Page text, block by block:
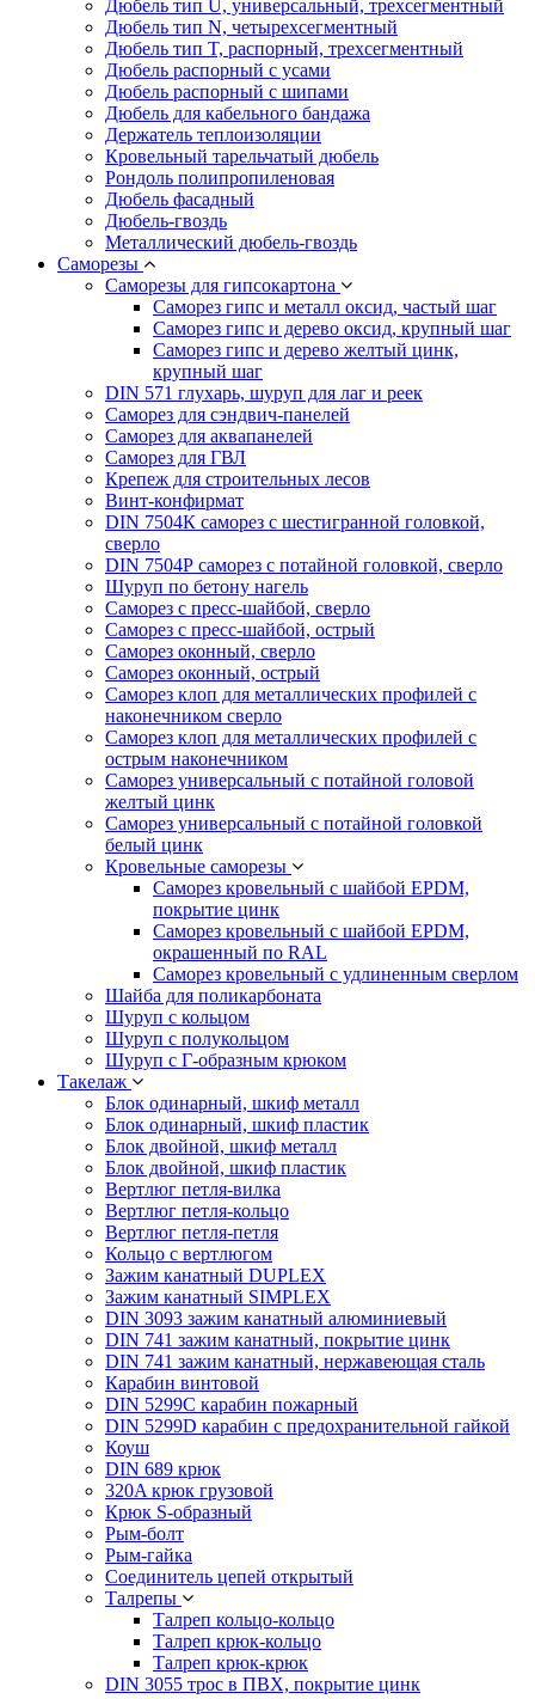
Дюбель тип U, универсальный, трехсегментный
Дюбель тип N, четырехсегментный
Дюбель тип T, распорный, трехсегментный
Дюбель распорный с усами
Дюбель распорный с шипами
Дюбель для кабельного бандажа
Держатель теплоизоляции
Кровельный тарельчатый дюбель
Рондоль полипропиленовая
Дюбель фасадный
Дюбель-гвоздь
Металлический дюбель-гвоздь
Саморезы
Саморезы для гипсокартона
Саморез гипс и металл оксид, частый шаг
Саморез гипс и дерево оксид, крупный шаг
Саморез гипс и дерево желтый цинк,
крупный шаг
DIN 571 глухарь, шуруп для лаг и реек
Саморез для сэндвич-панелей
Саморез для аквапанелей
Саморез для ГВЛ
Крепеж для строительных лесов
Винт-конфирмат
DIN 7504К саморез с шестигранной головкой,
сверло
DIN 7504Р саморез с потайной головкой, сверло
Шуруп по бетону нагель
Саморез с пресс-шайбой, сверло
Саморез с пресс-шайбой, острый
Саморез оконный, сверло
Саморез оконный, острый
Саморез клоп для металлических профилей с
наконечником сверло
Саморез клоп для металлических профилей с
острым наконечником
Саморез универсальный с потайной головой
желтый цинк
Саморез универсальный с потайной головкой
белый цинк
Кровельные саморезы
Саморез кровельный с шайбой EPDM,
покрытие цинк
Саморез кровельный с шайбой EPDM,
окрашенный по RAL
Саморез кровельный с удлиненным сверлом
Шайба для поликарбоната
Шуруп с кольцом
Шуруп с полукольцом
Шуруп с Г-образным крюком
Такелаж
Блок одинарный, шкиф металл
Блок одинарный, шкиф пластик
Блок двойной, шкиф металл
Блок двойной, шкиф пластик
Вертлюг петля-вилка
Вертлюг петля-кольцо
Вертлюг петля-петля
Кольцо с вертлюгом
Зажим канатный DUPLEX
Зажим канатный SIMPLEX
DIN 3093 зажим канатный алюминиевый
DIN 741 зажим канатный, покрытие цинк
DIN 741 зажим канатный, нержавеющая сталь
Карабин винтовой
DIN 5299C карабин пожарный
DIN 5299D карабин с предохранительной гайкой
Коуш
DIN 689 крюк
320A крюк грузовой
Крюк S-образный
Рым-болт
Рым-гайка
Соединитель цепей открытый
Талрепы
Талреп кольцо-кольцо
Талреп крюк-кольцо
Талреп крюк-крюк
DIN 3055 трос в ПВХ, покрытие цинк